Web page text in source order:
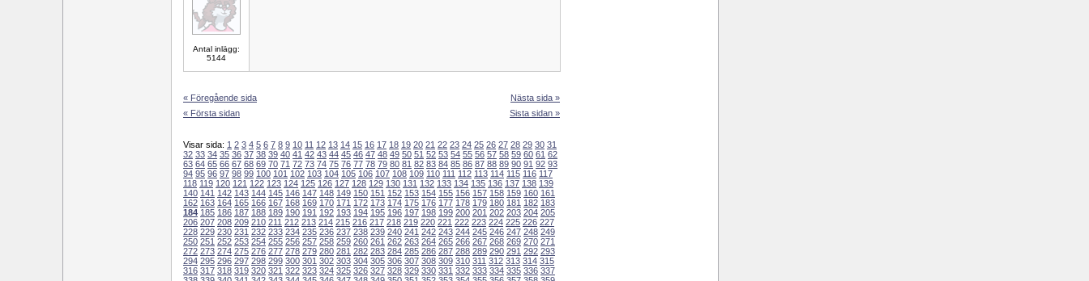
Antal inlägg:
5144
« Föregående sida
« Första sidan
Nästa sida »
Sista sidan »
Visar sida: 1 2 3 4 5 6 7 8 9 10 11 12 13 14 15 16 17 18 19 20 21 22 23 24 25 26 27 28 29 30 31
32 33 34 35 36 37 38 39 40 41 42 43 44 45 46 47 48 49 50 51 52 53 54 55 56 57 58 59 60 61 62
63 64 65 66 67 68 69 70 71 72 73 74 75 76 77 78 79 80 81 82 83 84 85 86 87 88 89 90 91 92 93
94 95 96 97 98 99 100 101 102 103 104 105 106 107 108 109 110 111 112 113 114 115 116 117
118 119 120 121 122 123 124 125 126 127 128 129 130 131 132 133 134 135 136 137 138 139
140 141 142 143 144 145 146 147 148 149 150 151 152 153 154 155 156 157 158 159 160 161
162 163 164 165 166 167 168 169 170 171 172 173 174 175 176 177 178 179 180 181 182 183
184 185 186 187 188 189 190 191 192 193 194 195 196 197 198 199 200 201 202 203 204 205
206 207 208 209 210 211 212 213 214 215 216 217 218 219 220 221 222 223 224 225 226 227
228 229 230 231 232 233 234 235 236 237 238 239 240 241 242 243 244 245 246 247 248 249
250 251 252 253 254 255 256 257 258 259 260 261 262 263 264 265 266 267 268 269 270 271
272 273 274 275 276 277 278 279 280 281 282 283 284 285 286 287 288 289 290 291 292 293
294 295 296 297 298 299 300 301 302 303 304 305 306 307 308 309 310 311 312 313 314 315
316 317 318 319 320 321 322 323 324 325 326 327 328 329 330 331 332 333 334 335 336 337